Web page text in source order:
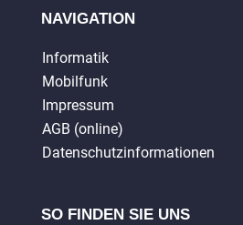
NAVIGATION
Informatik
Mobilfunk
Impressum
AGB (online)
Datenschutzinformationen
SO FINDEN SIE UNS